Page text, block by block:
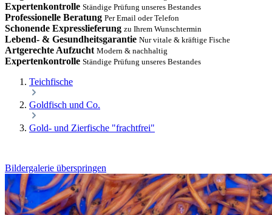
Expertenkontrolle Ständige Prüfung unseres Bestandes
Professionelle Beratung Per Email oder Telefon
Schonende Expresslieferung zu Ihrem Wunschtermin
Lebend- & Gesundheitsgarantie Nur vitale & kräftige Fische
Artgerechte Aufzucht Modern & nachhaltig
Expertenkontrolle Ständige Prüfung unseres Bestandes
Teichfische
Goldfisch und Co.
Gold- und Zierfische "frachtfrei"
Bildergalerie überspringen